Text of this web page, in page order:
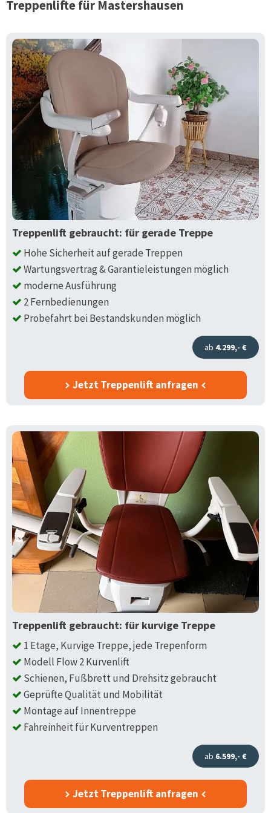
Treppenlifte für Mastershausen
Treppenlift gebraucht: für gerade Treppe
Hohe Sicherheit auf gerade Treppen
Wartungsvertrag & Garantieleistungen möglich
moderne Ausführung
2 Fernbedienungen
Probefahrt bei Bestandskunden möglich
ab 4.299,- €
Jetzt Treppenlift anfragen
Treppenlift gebraucht: für kurvige Treppe
1 Etage, Kurvige Treppe, jede Trepenform
Modell Flow 2 Kurvenlift
Schienen, Fußbrett und Drehsitz gebraucht
Geprüfte Qualität und Mobilität
Montage auf Innentreppe
Fahreinheit für Kurventreppen
ab 6.599,- €
Jetzt Treppenlift anfragen